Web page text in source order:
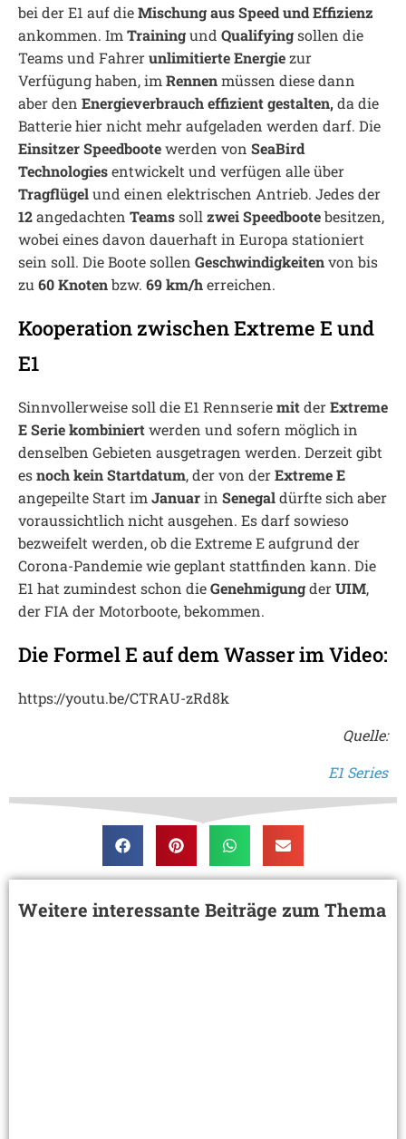
bei der E1 auf dieMischung aus Speed und Effizienz
ankommen. Im Trainingund Qualifyingsollen die
Teams und Fahrerunlimitierte Energiezur
Verfügung haben, im Rennenmüssen diese dann
aber den Energieverbrauch effizient gestalten, da die
Batterie hier nicht mehr aufgeladen werden darf. Die
Einsitzer Speedbootewerden von SeaBird
Technologiesentwickelt und verfügen alle über
Tragflügelund einen elektrischen Antrieb. Jedes der
12angedachten Teamssoll zwei Speedbootebesitzen,
wobei eines davon dauerhaft in Europa stationiert
sein soll. Die Boote sollen Geschwindigkeitenvon bis
zu 60 Knotenbzw. 69 km/herreichen.
Kooperation zwischen Extreme E und
E1
Sinnvollerweise soll die E1 RennseriemitderExtreme
E Serie kombiniertwerden und sofern möglich in
denselben Gebieten ausgetragen werden. Derzeit gibt
esnoch kein Startdatum, der von derExtreme E
angepeilte Start im Januarin Senegaldürfte sich aber
voraussichtlich nicht ausgehen. Es darf sowieso
bezweifelt werden, ob die Extreme E aufgrund der
Corona-Pandemie wie geplant stattfinden kann. Die
E1 hat zumindest schon dieGenehmigungderUIM,
der FIA der Motorboote, bekommen.
Die Formel E auf dem Wasser im Video:
https://youtu.be/CTRAU-zRd8k
Quelle:
E1 Series
Weitere interessante Beiträge zum Thema